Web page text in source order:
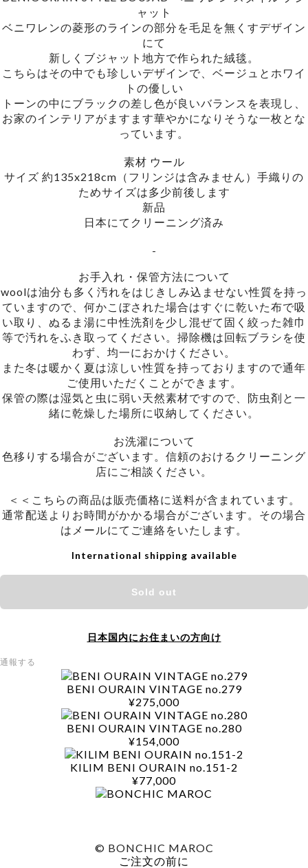
ャット
ベニワレンの菱形のラインの部分を毛足を無くすデザイン
にて
新しくブジャット地方で作られた絨毯。
こちらはその中でも珍しいデザインで、ベージュとホワイ
トの優しい
トーンの中にブラックの差し色が良いバランスを表現し、
お家のインテリアがますます華やかになりそうな一枚とな
っています。
素材 ウール
サイズ 約135x218cm（フリンジは含みません）手織りの
ためサイズは多少前後します
新品
日本にてクリーニング済み
-
お手入れ・保管方法について
woolは油分も多く汚れをはじきしみ込ませない性質を持っ
ていますので、何かこぼされた場合はすぐに乾いた布で吸
い取り、ぬるま湯に中性洗剤を少し混ぜて固く絞った雑巾
等で汚れをふき取ってください。掃除機は回転ブラシを使
わず、均一におかけください。
また冬は暖かく夏は涼しい性質を持っておりますので通年
ご使用いただくことができます。
保管の際は湿気と虫に弱い天然素材ですので、防虫剤と一
緒に乾燥した場所に収納してください。
お洗濯について
色移りする場合がございます。信頼のおけるクリーニング
店にご相談ください。
＜＜こちらの商品は販売価格に送料が含まれています。
通常配送よりお時間がかかる場合がございます。その場合
はメールにてご連絡をいたします。
International shipping available
Sold out
日本国内にお住まいの方向け
通報する
BENI OURAIN VINTAGE no.279
¥275,000
BENI OURAIN VINTAGE no.280
¥154,000
KILIM BENI OURAIN no.151-2
¥77,000
© BONCHIC MAROC
ご注文の前に